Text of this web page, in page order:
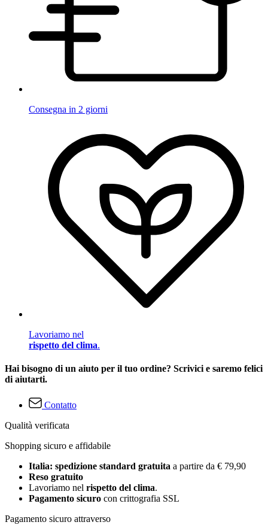
Consegna in 2 giorni
Lavoriamo nel
rispetto del clima.
Hai bisogno di un aiuto per il tuo ordine? Scrivici e saremo felici
di aiutarti.
Contatto
Qualità verificata
Shopping sicuro e affidabile
Italia: spedizione standard gratuita a partire da € 79,90
Reso gratuito
Lavoriamo nel rispetto del clima.
Pagamento sicuro con crittografia SSL
Pagamento sicuro attraverso